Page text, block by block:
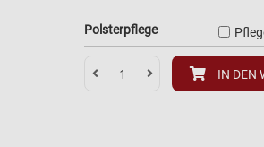
Polsterpflege
IN DEN